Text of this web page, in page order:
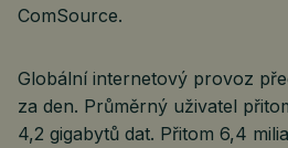
ComSource.
Globální internetový provoz
za den. Průměrný uživatel
4,2 gigabytů dat. Přitom 6,4